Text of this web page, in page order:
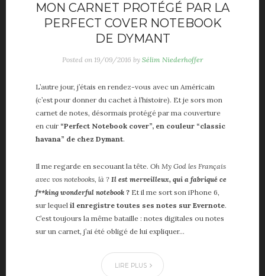
MON CARNET PROTÉGÉ PAR LA
PERFECT COVER NOTEBOOK
DE DYMANT
Posted on 19/09/2016 by Sélim Niederhoffer
L’autre jour, j’étais en rendez-vous avec un Américain
(c’est pour donner du cachet à l’histoire). Et je sors mon
carnet de notes, désormais protégé par ma couverture
en cuir “Perfect Notebook cover”, en couleur “classic
havana” de chez Dymant.
Il me regarde en secouant la tête. Oh My God les Français
avec vos notebooks, là ? Il est merveilleux, qui a fabriqué ce
f**king wonderful notebook ? Et il me sort son iPhone 6,
sur lequel il enregistre toutes ses notes sur Evernote.
C’est toujours la même bataille : notes digitales ou notes
sur un carnet, j’ai été obligé de lui expliquer…
LIRE PLUS